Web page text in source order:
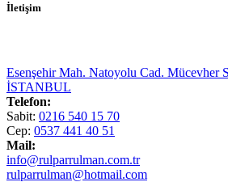
İletişim
Esenşehir Mah. Natoyolu Cad. Mücevher
İSTANBUL
Telefon:
Sabit: 0216 540 15 70
Cep: 0537 441 40 51
Mail:
info@rulparrulman.com.tr
rulparrulman@hotmail.com